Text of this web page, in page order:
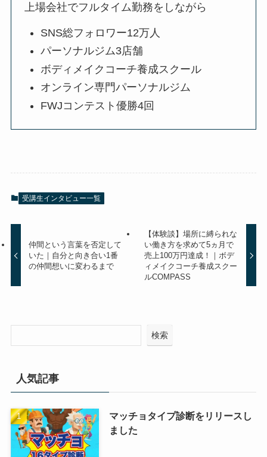
上場会社でフルタイム勤務をしながら
SNS総フォロワー12万人
パーソナルジム3店舗
ボディメイクコーチ養成スクール
オンライン専門パーソナルジム
FWJコンテスト優勝4回
受講生インタビュー一覧
仲間という言葉を否定して
いた｜自分と向き合い1番
の仲間想いに変わるまで
【体験談】場所に縛られな
い働き方を求めて5ヵ月で
売上100万円達成！｜ボデ
ィメイクコーチ養成スクー
ルCOMPASS
検索
人気記事
マッチョタイプ診断をリリースし
ました